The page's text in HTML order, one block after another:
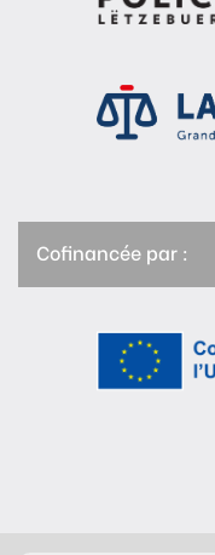
Cofinancée par :